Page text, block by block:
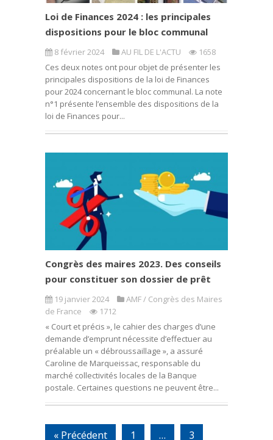
Loi de Finances 2024 : les principales
dispositions pour le bloc communal
8 février 2024 AU FIL DE L'ACTU
1658
Ces deux notes ont pour objet de présenter les
principales dispositions de la loi de Finances
pour 2024 concernant le bloc communal. La note
n°1 présente l’ensemble des dispositions de la
loi de Finances pour...
Congrès des maires 2023. Des conseils
pour constituer son dossier de prêt
19 janvier 2024
AMF / Congrès des Maires
de France
1712
« Court et précis », le cahier des charges d’une
demande d’emprunt nécessite d’effectuer au
préalable un « débroussaillage », a assuré
Caroline de Marqueissac, responsable du
marché collectivités locales de la Banque
postale. Certaines questions ne peuvent être...
« Précédent 1 … 3